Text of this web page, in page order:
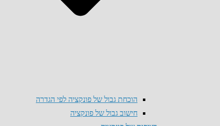
הוכחת גבול של פונקציה לפי הגדרה
חישוב גבול של פונקציה